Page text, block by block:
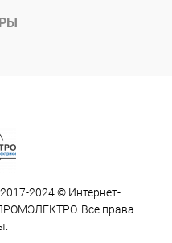
2024 © Интернет-
Все права